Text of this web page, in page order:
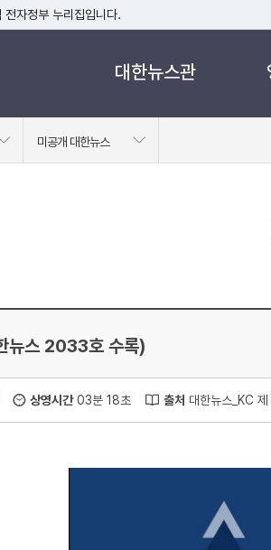
전자정부 누리집입니다.
은 대한민국 정부기관이 관리하는 누리집입니다.
대한뉴스관
미공개 대한뉴스
뉴스 2033호 수록)
상영시간03분 18초 출처 대한뉴스_KC